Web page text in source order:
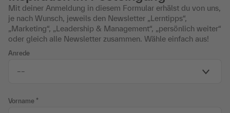
Mit deiner Anmeldung in diesem Formular erhälst du von uns,
je nach Wunsch, jeweils den Newsletter „Lerntipps“,
„Marketing“, „Leadership & Management“, „persönlich weiter“
oder gleich alle Newsletter zusammen. Wähle einfach aus!
Anrede
Vorname